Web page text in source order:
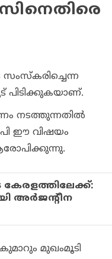
നടത്തുന്നതില്‍
ഈ വിഷയം
കേരളത്തിലേക്ക്:
അര്‍ജന്റീന
മുഖംമൂടി